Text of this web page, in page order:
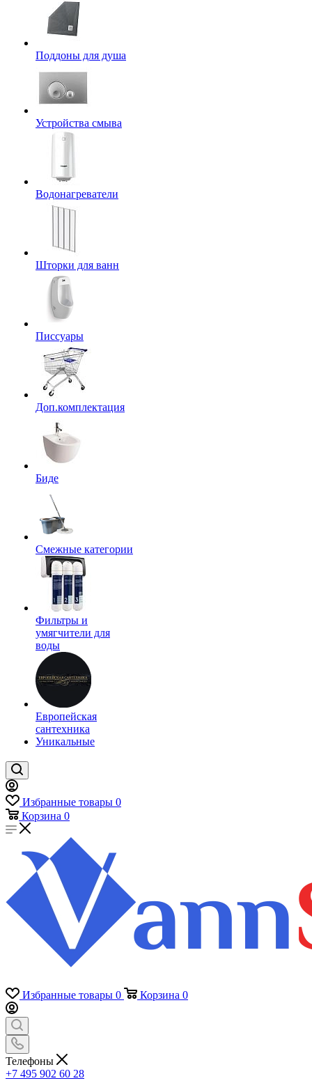
Поддоны для душа
Устройства смыва
Водонагреватели
Шторки для ванн
Писсуары
Доп.комплектация
Биде
Смежные категории
Фильтры и
умягчители для
воды
Европейская
сантехника
Уникальные
Избранные товары 0
Корзина 0
Избранные товары 0 Корзина 0
Телефоны
+7 495 902 60 28